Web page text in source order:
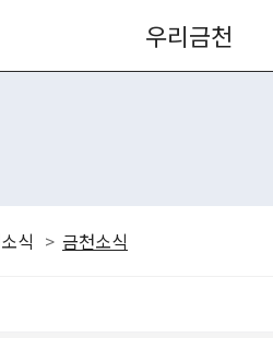
우리금천
식 금천소식